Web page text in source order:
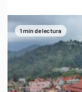
1 min de lectura